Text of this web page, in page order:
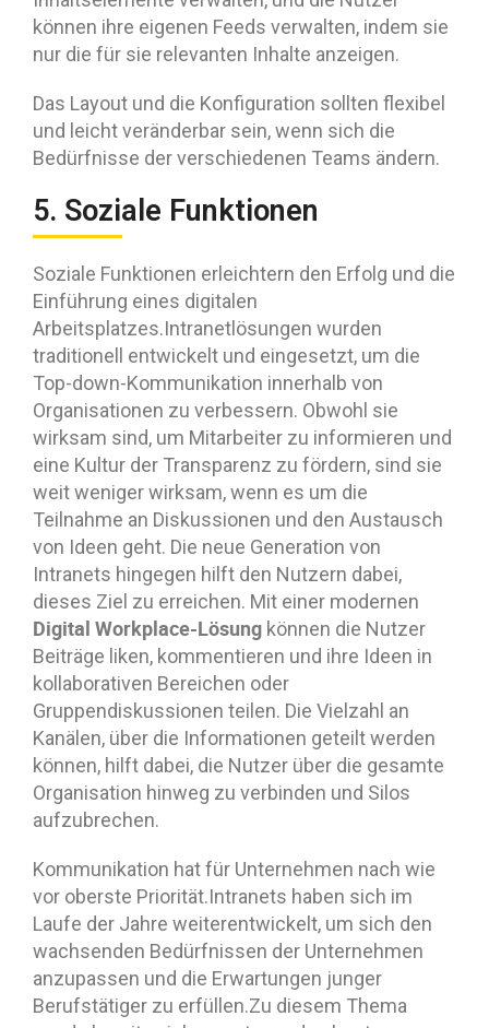
können ihre eigenen Feeds verwalten, indem sie
nur die für sie relevanten Inhalte anzeigen.
Das Layout und die Konfiguration sollten flexibel
und leicht veränderbar sein, wenn sich die
Bedürfnisse der verschiedenen Teams ändern.
5. Soziale Funktionen
Soziale Funktionen erleichtern den Erfolg und die
Einführung eines digitalen
Arbeitsplatzes.Intranetlösungen wurden
traditionell entwickelt und eingesetzt, um die
Top-down-Kommunikation innerhalb von
Organisationen zu verbessern. Obwohl sie
wirksam sind, um Mitarbeiter zu informieren und
eine Kultur der Transparenz zu fördern, sind sie
weit weniger wirksam, wenn es um die
Teilnahme an Diskussionen und den Austausch
von Ideen geht. Die neue Generation von
Intranets hingegen hilft den Nutzern dabei,
dieses Ziel zu erreichen. Mit einer modernen
Digital Workplace-Lösung können die Nutzer
Beiträge liken, kommentieren und ihre Ideen in
kollaborativen Bereichen oder
Gruppendiskussionen teilen. Die Vielzahl an
Kanälen, über die Informationen geteilt werden
können, hilft dabei, die Nutzer über die gesamte
Organisation hinweg zu verbinden und Silos
aufzubrechen.
Kommunikation hat für Unternehmen nach wie
vor oberste Priorität.Intranets haben sich im
Laufe der Jahre weiterentwickelt, um sich den
wachsenden Bedürfnissen der Unternehmen
anzupassen und die Erwartungen junger
Berufstätiger zu erfüllen.Zu diesem Thema